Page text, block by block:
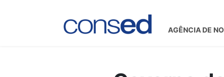
AGÊNCIA DE